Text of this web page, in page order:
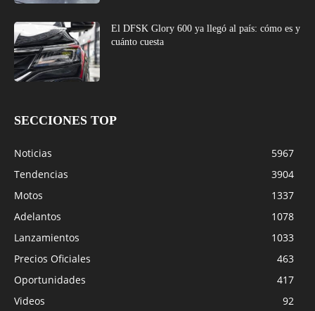
El DFSK Glory 600 ya llegó al país: cómo es y
cuánto cuesta
SECCIONES TOP
Noticias
5967
Tendencias
3904
Motos
1337
Adelantos
1078
Lanzamientos
1033
Precios Oficiales
463
Oportunidades
417
Videos
92